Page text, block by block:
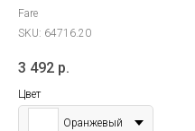
Fare
SKU: 64716.20
3 492 р.
Цвет
Оранжевый